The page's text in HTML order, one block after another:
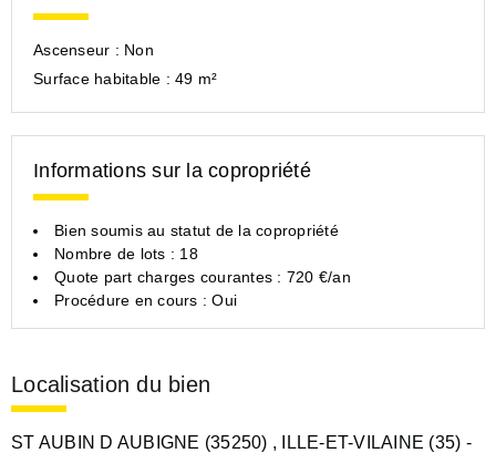
Ascenseur : Non
Surface habitable : 49 m²
Informations sur la copropriété
Bien soumis au statut de la copropriété
Nombre de lots : 18
Quote part charges courantes : 720 €/an
Procédure en cours : Oui
Localisation du bien
ST AUBIN D AUBIGNE (35250) , ILLE-ET-VILAINE (35) -